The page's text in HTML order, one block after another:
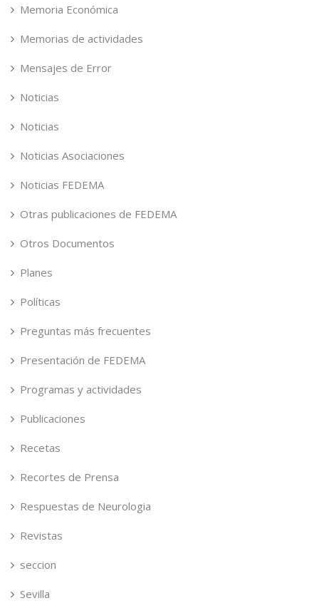
Memoria Económica
Memorias de actividades
Mensajes de Error
Noticias
Noticias
Noticias Asociaciones
Noticias FEDEMA
Otras publicaciones de FEDEMA
Otros Documentos
Planes
Políticas
Preguntas más frecuentes
Presentación de FEDEMA
Programas y actividades
Publicaciones
Recetas
Recortes de Prensa
Respuestas de Neurologia
Revistas
seccion
Sevilla